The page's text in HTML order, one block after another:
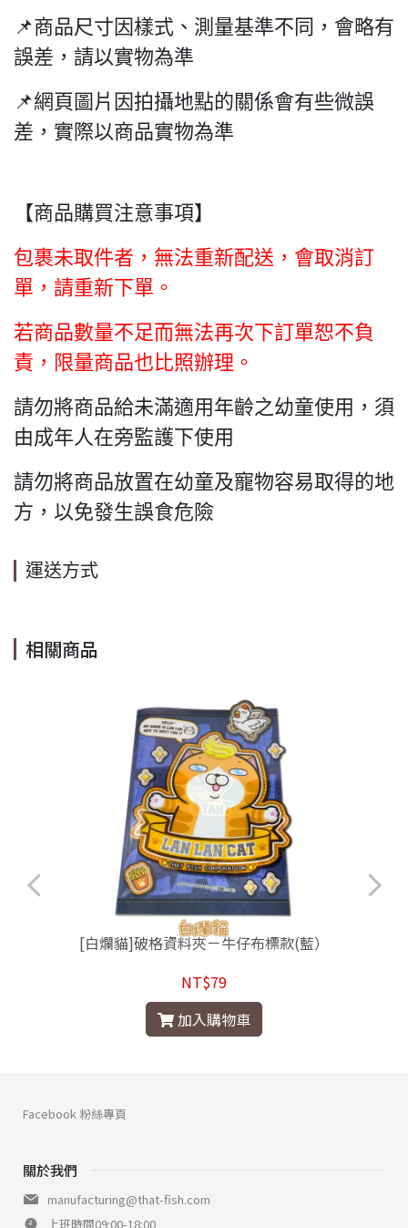
📌商品尺寸因樣式、測量基準不同，會略有
誤差，請以實物為準
📌網頁圖片因拍攝地點的關係會有些微誤
差，實際以商品實物為準
【商品購買注意事項】
包裹未取件者，無法重新配送，會取消訂
單，請重新下單。
若商品數量不足而無法再次下訂單恕不負
責，限量商品也比照辦理。
請勿將商品給未滿適用年齡之幼童使用，須
由成年人在旁監護下使用
請勿將商品放置在幼童及寵物容易取得的地
方，以免發生誤食危險
運送方式
相關商品
[白爛貓]破格資料夾－牛仔布標款(藍）
NT$79
加入購物車
關於我們
manufacturing@that-fish.com
上班時間09:00-18:00
Facebook 粉絲專頁